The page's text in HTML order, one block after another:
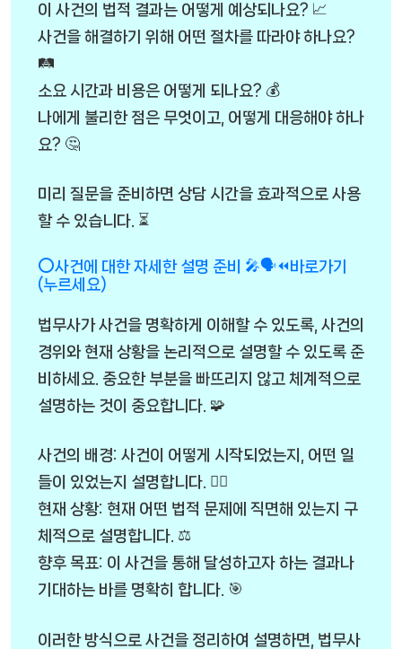
이 사건의 법적 결과는 어떻게 예상되나요? 📈
사건을 해결하기 위해 어떤 절차를 따라야 하나요?
🛤️
소요 시간과 비용은 어떻게 되나요? 💰
나에게 불리한 점은 무엇이고, 어떻게 대응해야 하나
요? 🤔
미리 질문을 준비하면 상담 시간을 효과적으로 사용
할 수 있습니다. ⏳
⭕사건에 대한 자세한 설명 준비 🎤🗣️⏪바로가기
(누르세요)
법무사가 사건을 명확하게 이해할 수 있도록, 사건의
경위와 현재 상황을 논리적으로 설명할 수 있도록 준
비하세요. 중요한 부분을 빠뜨리지 않고 체계적으로
설명하는 것이 중요합니다. 🧩
사건의 배경: 사건이 어떻게 시작되었는지, 어떤 일
들이 있었는지 설명합니다. 🕵️‍♂️
현재 상황: 현재 어떤 법적 문제에 직면해 있는지 구
체적으로 설명합니다. ⚖️
향후 목표: 이 사건을 통해 달성하고자 하는 결과나
기대하는 바를 명확히 합니다. 🎯
이러한 방식으로 사건을 정리하여 설명하면, 법무사